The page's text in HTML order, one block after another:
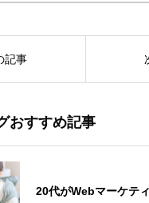
記事
おすすめ記事
20代がWebマーケテ